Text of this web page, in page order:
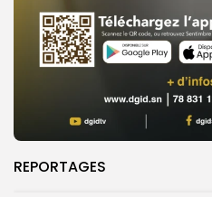
REPORTAGES